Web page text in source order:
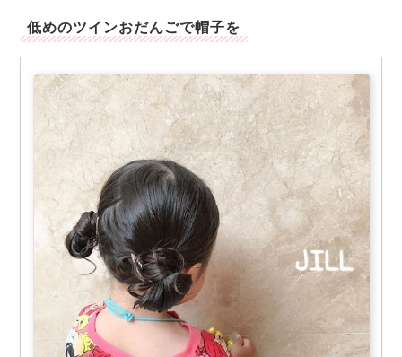
低めのツインおだんごで帽子を